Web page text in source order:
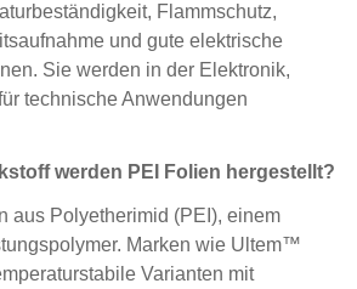
Flammschutz,
und gute elektrische
Sie werden in der Elektronik,
technische Anwendungen
werden PEI Folien hergestellt?
aus Polyetherimid (PEI), einem
Marken wie Ultem™
Varianten mit